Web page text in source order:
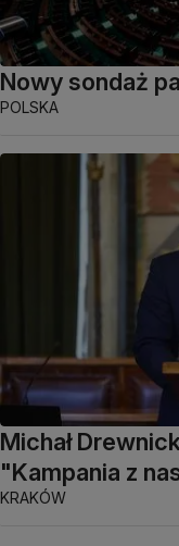
Nowy sondaż
POLSKA
Michał
"Kampania z
KRAKÓW